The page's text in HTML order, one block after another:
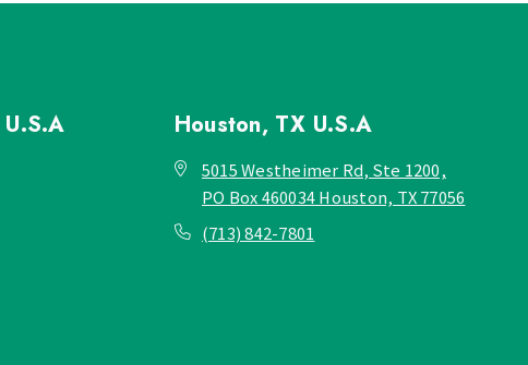
U.S.A Houston, TX U.S.A
5015 Westheimer Rd, Ste 1200,
PO Box 460034 Houston, TX 77056
(713) 842-7801